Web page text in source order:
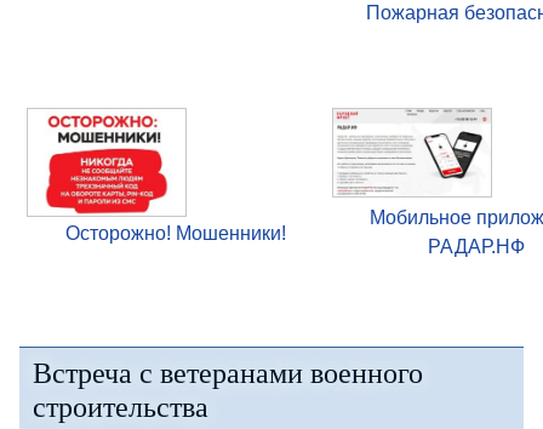
Пожарная
Осторожно! Мошенники!
Мобильное
РАДАР.НФ
Встреча с ветеранами военного
строительства